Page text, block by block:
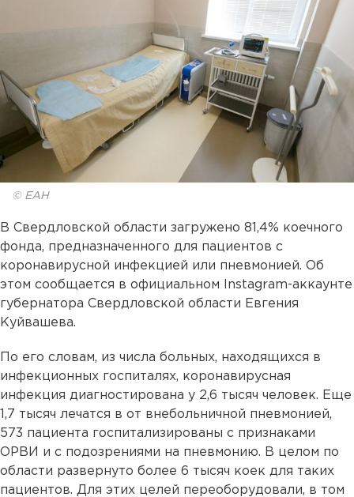
© ЕАН
В Свердловской области загружено 81,4% коечного
фонда, предназначенного для пациентов с
коронавирусной инфекцией или пневмонией. Об
этом сообщается в официальном Instagram-аккаунте
губернатора Свердловской области Евгения
Куйвашева.
По его словам, из числа больных, находящихся в
инфекционных госпиталях, коронавирусная
инфекция диагностирована у 2,6 тысяч человек. Еще
1,7 тысяч лечатся в от внебольничной пневмонией,
573 пациента госпитализированы с признаками
ОРВИ и с подозрениями на пневмонию. В целом по
области развернуто более 6 тысяч коек для таких
пациентов. Для этих целей переоборудовали, в том